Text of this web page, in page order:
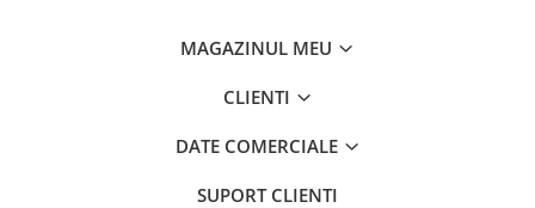
MAGAZINUL MEU
CLIENTI
DATE COMERCIALE
SUPORT CLIENTI